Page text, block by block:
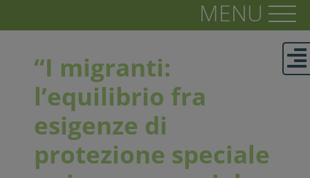
“I migranti:
l’equilibrio fra
esigenze di
protezione speciale